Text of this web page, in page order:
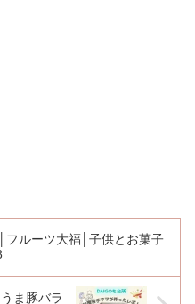
フルーツ大福│子供とお菓子
ま豚バラ